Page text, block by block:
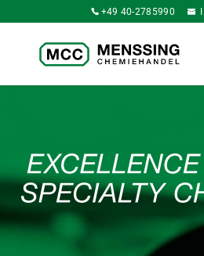
+49 40-2785990